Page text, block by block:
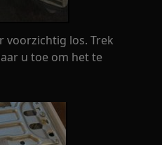
voorzichtig los. Trek
u toe om het te